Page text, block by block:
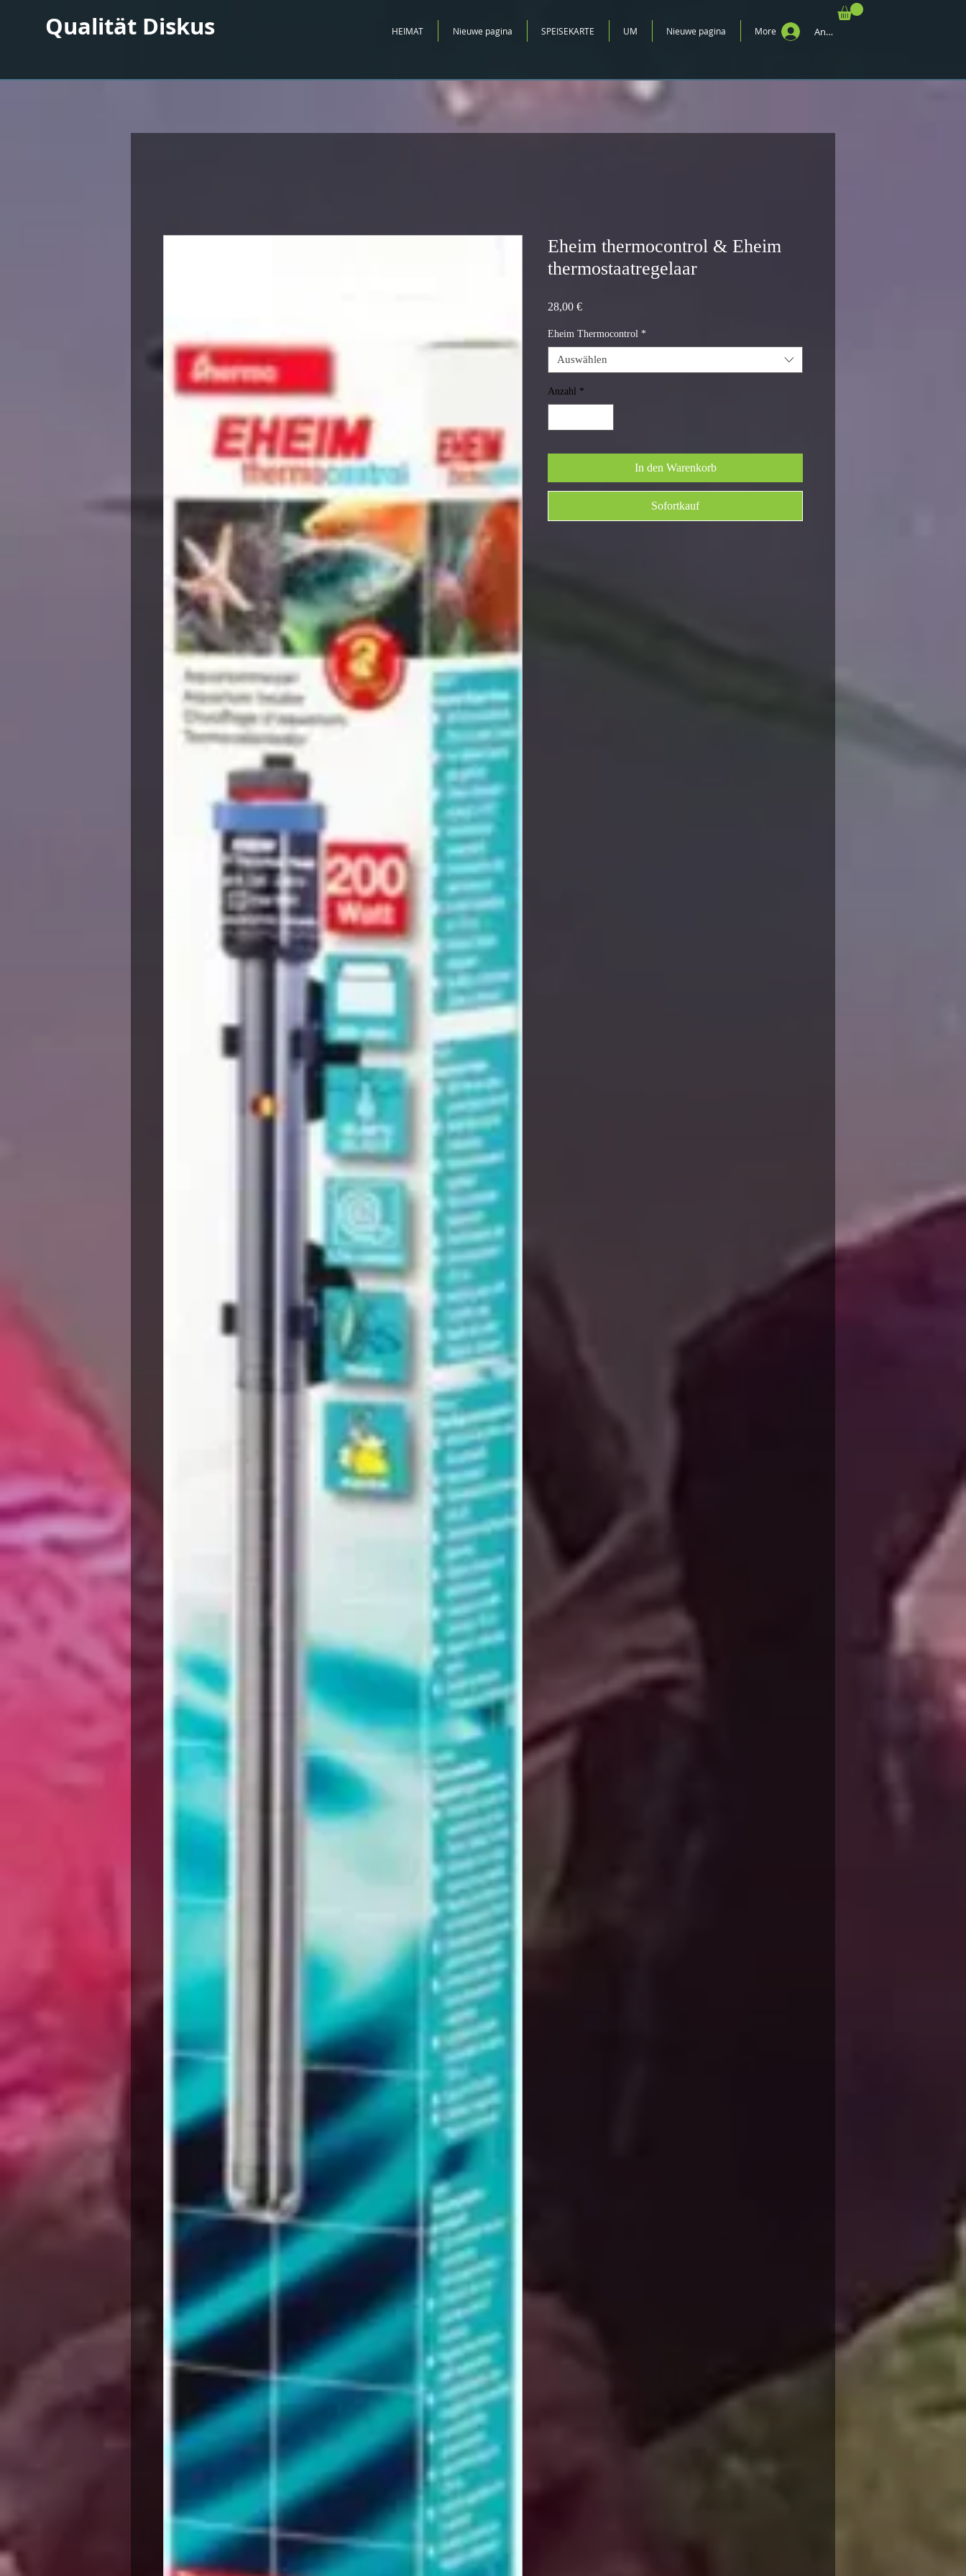
Qualität Diskus HEIMAT Nieuwe pagina SPEISEKARTE UM Nieuwe pagina More Anmelden
Eheim thermocontrol & Eheim
thermostaatregelaar
28,00 €Preis
Eheim Thermocontrol *
Auswählen
Anzahl *
In den Warenkorb
Sofortkauf